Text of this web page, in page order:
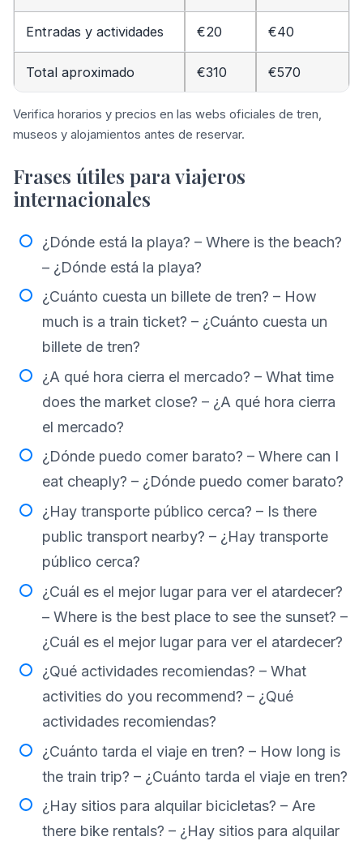
Entradas y actividades €20 €40
Total aproximado €310 €570
Verifica horarios y precios en las webs oficiales de tren,
museos y alojamientos antes de reservar.
Frases útiles para viajeros
internacionales
¿Dónde está la playa? – Where is the beach?
– ¿Dónde está la playa?
¿Cuánto cuesta un billete de tren? – How
much is a train ticket? – ¿Cuánto cuesta un
billete de tren?
¿A qué hora cierra el mercado? – What time
does the market close? – ¿A qué hora cierra
el mercado?
¿Dónde puedo comer barato? – Where can I
eat cheaply? – ¿Dónde puedo comer barato?
¿Hay transporte público cerca? – Is there
public transport nearby? – ¿Hay transporte
público cerca?
¿Cuál es el mejor lugar para ver el atardecer?
– Where is the best place to see the sunset? –
¿Cuál es el mejor lugar para ver el atardecer?
¿Qué actividades recomiendas? – What
activities do you recommend? – ¿Qué
actividades recomiendas?
¿Cuánto tarda el viaje en tren? – How long is
the train trip? – ¿Cuánto tarda el viaje en tren?
¿Hay sitios para alquilar bicicletas? – Are
there bike rentals? – ¿Hay sitios para alquilar